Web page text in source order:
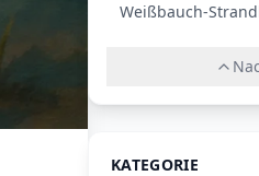
Weißbauch-
KATEGORIE